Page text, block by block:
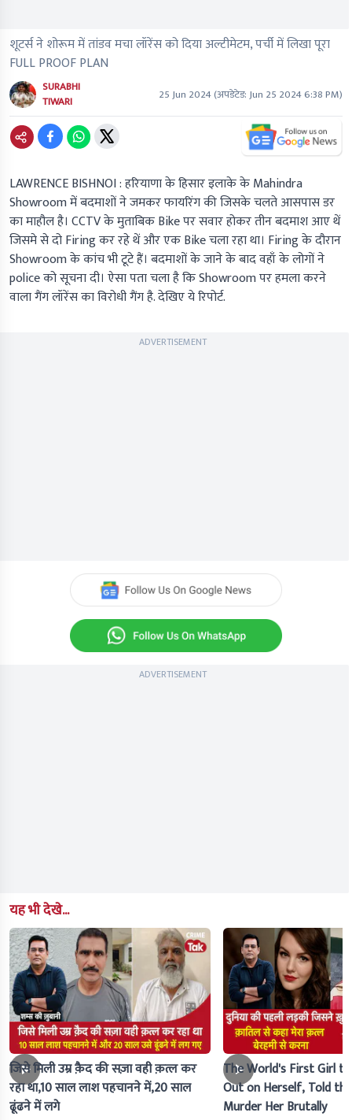
शूटर्स ने शोरूम में तांडव मचा लॉरेंस को दिया अल्टीमेटम, पर्ची में लिखा पूरा
FULL PROOF PLAN
SURABHI
TIWARI
25 Jun 2024(अपडेटेड:Jun 25 2024 6:38 PM)
LAWRENCE BISHNOI : हरियाणा के हिसार इलाके के Mahindra
Showroom में बदमाशों ने जमकर फायरिंग की जिसके चलते आसपास डर
का माहौल है। CCTV के मुताबिक Bike पर सवार होकर तीन बदमाश आए थें
जिसमे से दो Firing कर रहे थें और एक Bike चला रहा था। Firing के दौरान
Showroom के कांच भी टूटे हैं। बदमाशों के जाने के बाद वहाँ के लोगों ने
police को सूचना दी। ऐसा पता चला है कि Showroom पर हमला करने
वाला गैंग लॉरेंस का विरोधी गैंग है. देखिए ये रिपोर्ट.
ADVERTISEMENT
ADVERTISEMENT
यह भी देखे...
जिसे मिली उम्र क़ैद की सज़ा वही क़त्ल कर
रहा था,10 साल लाश पहचानने में,20 साल
ढूंढने में लगे
The World's First Girl
Out on Herself, Told
Murder Her Brutally